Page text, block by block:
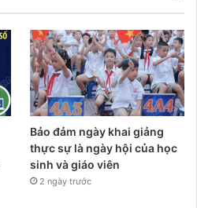
Bảo đảm ngày khai giảng
thực sự là ngày hội của học
sinh và giáo viên
2 ngày trước